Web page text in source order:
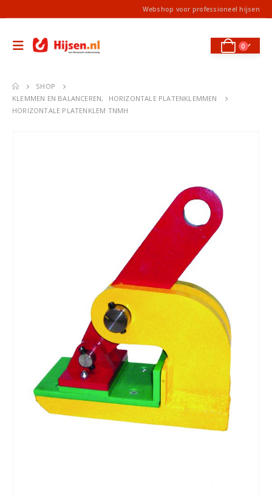
Webshop voor professioneel hijsen
0
SHOP
KLEMMEN EN BALANCEREN,
HORIZONTALE PLATENKLEMMEN
HORIZONTALE PLATENKLEM TNMH